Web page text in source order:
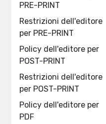
PRE-PRINT
Restrizioni dell'editore
per PRE-PRINT
Policy dell'editore per
POST-PRINT
Restrizioni dell'editore
per POST-PRINT
Policy dell'editore per
PDF